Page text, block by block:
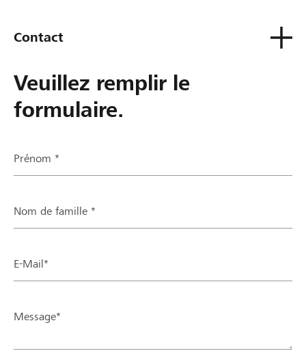
Contact
Veuillez remplir le
formulaire.
Prénom *
Nom de famille *
E-Mail*
Message*